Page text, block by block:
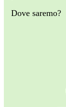
Dove saremo?